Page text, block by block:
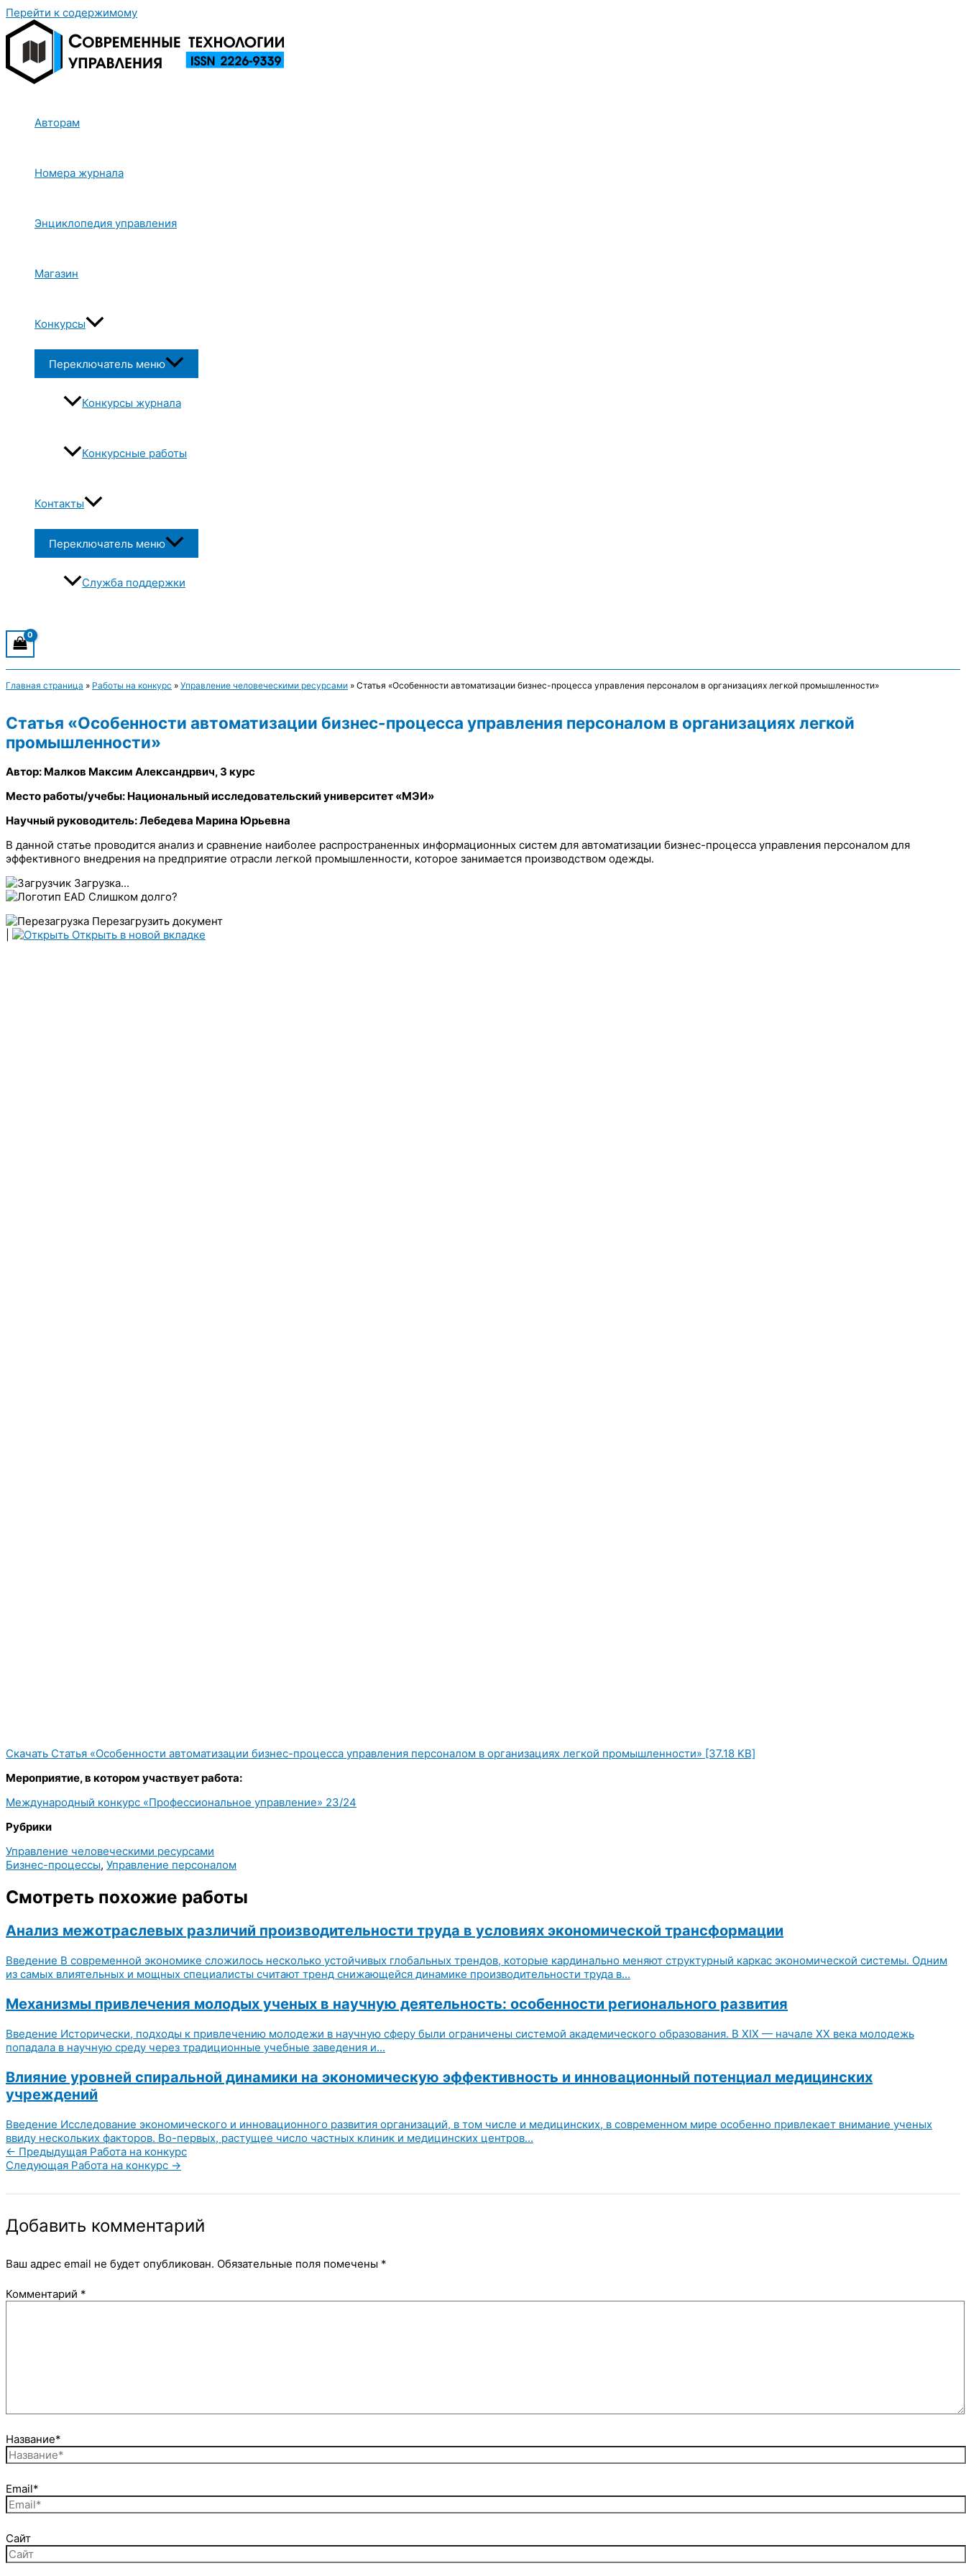
Перейти к содержимому
Авторам
Номера журнала
Энциклопедия управления
Магазин
Конкурсы
Переключатель меню
Конкурсы журнала
Конкурсные работы
Контакты
Переключатель меню
Служба поддержки
Главная страница » Работы на конкурс » Управление человеческими ресурсами » Статья «Особенности автоматизации бизнес-процесса управления персоналом в организациях легкой промышленности»
Статья «Особенности автоматизации бизнес-процесса управления персоналом в организациях легкой
промышленности»
Автор: Малков Максим Александрвич, 3 курс
Место работы/учебы: Национальный исследовательский университет «МЭИ»
Научный руководитель: Лебедева Марина Юрьевна
В данной статье проводится анализ и сравнение наиболее распространенных информационных систем для автоматизации бизнес-процесса управления персоналом для
эффективного внедрения на предприятие отрасли легкой промышленности, которое занимается производством одежды.
Загрузка...
Слишком долго?
Перезагрузить документ
Открыть в новой вкладке
Скачать Статья «Особенности автоматизации бизнес-процесса управления персоналом в организациях легкой промышленности» [37.18 KB]
Мероприятие, в котором участвует работа:
Международный конкурс «Профессиональное управление» 23/24
Рубрики
Управление человеческими ресурсами
Бизнес-процессы, Управление персоналом
Смотреть похожие работы
Анализ межотраслевых различий производительности труда в условиях экономической трансформации
Введение В современной экономике сложилось несколько устойчивых глобальных трендов, которые кардинально меняют структурный каркас экономической системы. Одним
из самых влиятельных и мощных специалисты считают тренд снижающейся динамике производительности труда в...
Механизмы привлечения молодых ученых в научную деятельность: особенности регионального развития
Введение Исторически, подходы к привлечению молодежи в научную сферу были ограничены системой академического образования. В XIX — начале XX века молодежь
попадала в научную среду через традиционные учебные заведения и...
Влияние уровней спиральной динамики на экономическую эффективность и инновационный потенциал медицинских
учреждений
Введение Исследование экономического и инновационного развития организаций, в том числе и медицинских, в современном мире особенно привлекает внимание ученых
ввиду нескольких факторов. Во-первых, растущее число частных клиник и медицинских центров...
← Предыдущая Работа на конкурс
Следующая Работа на конкурс →
Добавить комментарий
Ваш адрес email не будет опубликован. Обязательные поля помечены *
Комментарий *
Название*
Email*
Сайт